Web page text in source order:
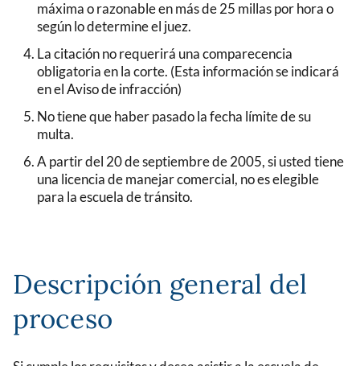
máxima o razonable en más de 25 millas por hora o
según lo determine el juez.
La citación no requerirá una comparecencia
obligatoria en la corte. (Esta información se indicará
en el Aviso de infracción)
No tiene que haber pasado la fecha límite de su
multa.
A partir del 20 de septiembre de 2005, si usted tiene
una licencia de manejar comercial, no es elegible
para la escuela de tránsito.
Descripción general del
proceso